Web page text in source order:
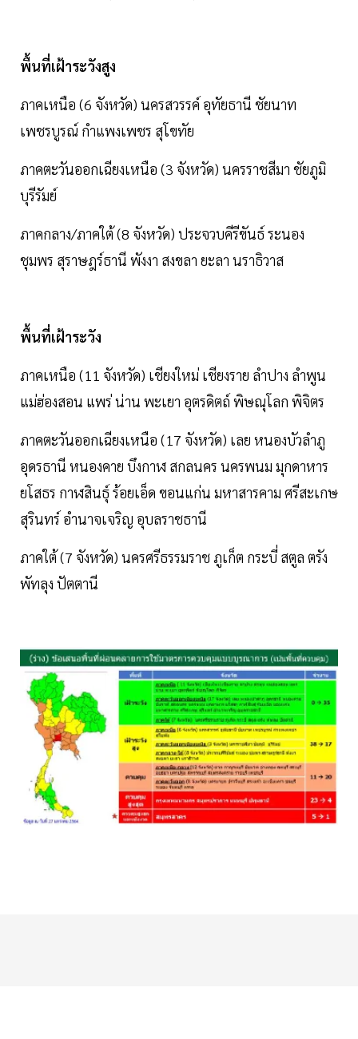
พื้นที่เฝ้าระวังสูง
ภาคเหนือ (6 จังหวัด) นครสวรรค์ อุทัยธานี ชัยนาท
เพชรบูรณ์ กำแพงเพชร สุโขทัย
ภาคตะวันออกเฉียงเหนือ (3 จังหวัด) นครราชสีมา ชัยภูมิ
บุรีรัมย์
ภาคกลาง/ภาคใต้ (8 จังหวัด) ประจวบคีรีขันธ์ ระนอง
ชุมพร สุราษฎร์ธานี พังงา สงขลา ยะลา นราธิวาส
พื้นที่เฝ้าระวัง
ภาคเหนือ (11 จังหวัด) เชียงใหม่ เชียงราย ลำปาง ลำพูน
แม่ฮ่องสอน แพร่ น่าน พะเยา อุตรดิตถ์ พิษณุโลก พิจิตร
ภาคตะวันออกเฉียงเหนือ (17 จังหวัด) เลย หนองบัวลำภู
อุดรธานี หนองคาย บึงกาฬ สกลนคร นครพนม มุกดาหาร
ยโสธร กาฬสินธุ์ ร้อยเอ็ด ขอนแก่น มหาสารคาม ศรีสะเกษ
สุรินทร์ อำนาจเจริญ อุบลราชธานี
ภาคใต้ (7 จังหวัด) นครศรีธรรมราช ภูเก็ต กระบี่ สตูล ตรัง
พัทลุง ปัตตานี